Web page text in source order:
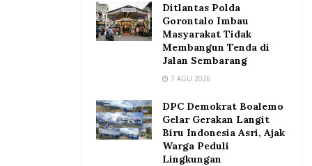
Ditlantas Polda
Gorontalo Imbau
Masyarakat Tidak
Membangun Tenda di
Jalan Sembarang
7 AGU 2026
DPC Demokrat Boalemo
Gelar Gerakan Langit
Biru Indonesia Asri, Ajak
Warga Peduli
Lingkungan